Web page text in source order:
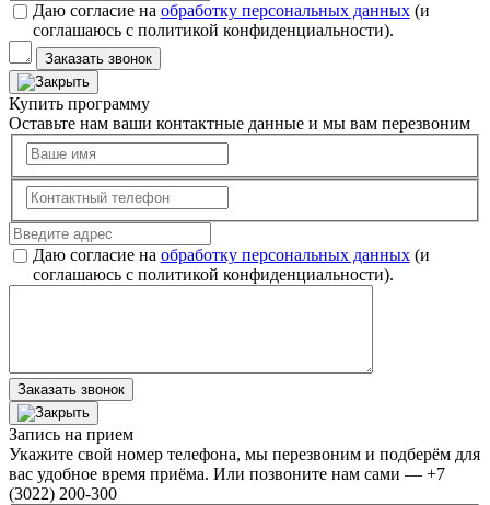
Даю согласие на обработку персональных данных(и
соглашаюсь с политикой конфиденциальности).
Заказать звонок
Купить программу
Оставьте нам ваши контактные данные и мы вам перезвоним
Даю согласие на обработку персональных данных(и
соглашаюсь с политикой конфиденциальности).
Заказать звонок
Запись на прием
Укажите свой номер телефона, мы перезвоним и подберём для
вас удобное время приёма. Или позвоните нам сами — +7
(3022) 200-300